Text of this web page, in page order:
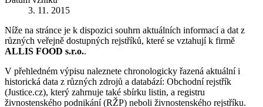
3. 11. 2015
Níže na stránce je k dispozici souhrn aktuálních informací a dat z
různých veřejně dostupných rejstříků, které se vztahují k firmě
ALLIS FOOD s.r.o..
V přehledném výpisu naleznete chronologicky řazená aktuální i
historická data z různých zdrojů a databází: Obchodní rejstřík
(Justice.cz), který zahrnuje také sbírku listin, a registru
živnostenského podnikání (RŽP) neboli živnostenského rejstříku.